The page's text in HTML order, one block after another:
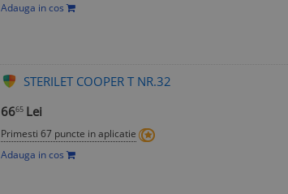
Adauga in cos
STERILET COOPER T NR.32
6665 Lei
Primesti 67 puncte in aplicatie
Adauga in cos